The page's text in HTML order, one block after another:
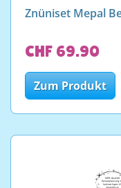
Znüniset Mepal
CHF 69.90
Zum Produkt